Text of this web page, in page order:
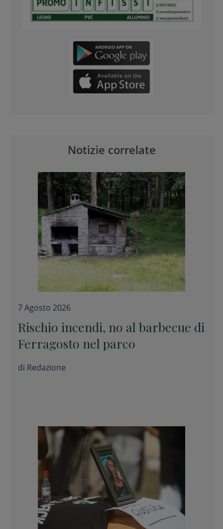
Notizie correlate
7 Agosto 2026
Rischio incendi, no al barbecue di
Ferragosto nel parco
di Redazione